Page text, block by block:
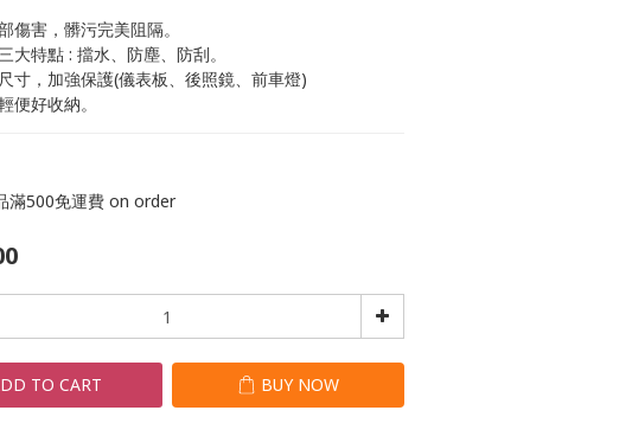
傷害，髒污完美阻隔。
大特點 : 擋水、防塵、防刮。
寸，加強保護(儀表板、後照鏡、前車燈)
便好收納。
滿500免運費 on order
TO CART BUY NOW